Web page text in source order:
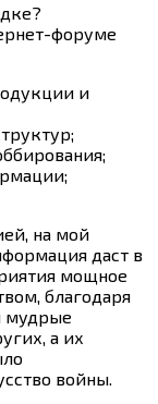
форуме
и
на мой
даст в
мощное
благодаря
мудрые
а их
войны.